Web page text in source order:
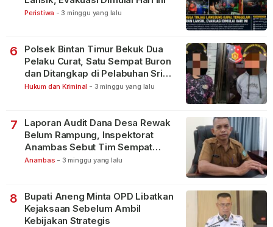
Peristiwa - 3 minggu yang lalu
6
Polsek Bintan Timur Bekuk Dua
Pelaku Curat, Satu Sempat Buron
dan Ditangkap di Pelabuhan Sri
Bintan Pura
Hukum dan Kriminal - 3 minggu yang lalu
7
Laporan Audit Dana Desa Rewak
Belum Rampung, Inspektorat
Anambas Sebut Tim Sempat
Terbagi Tangani Kasus Lain
Anambas - 3 minggu yang lalu
8
Bupati Aneng Minta OPD Libatkan
Kejaksaan Sebelum Ambil
Kebijakan Strategis